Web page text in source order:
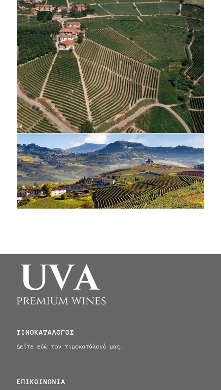
ΤΙΜΟΚΑΤΑΛΟΓΟΣ
Δείτε εδώ τον τιμοκατάλογό μας.
ΕΠΙΚΟΙΝΩΝΊΑ